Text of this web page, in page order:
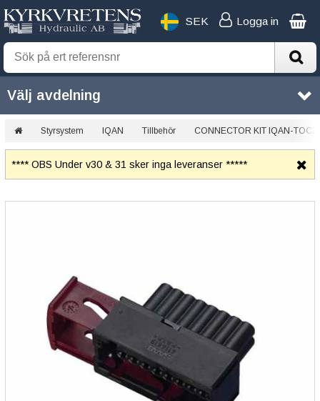
Logga in
SEK
Välj avdelning
Styrsystem IQAN Tillbehör CONNECTOR KIT IQAN-TOC2
**** OBS Under v30 & 31 sker inga leveranser *****